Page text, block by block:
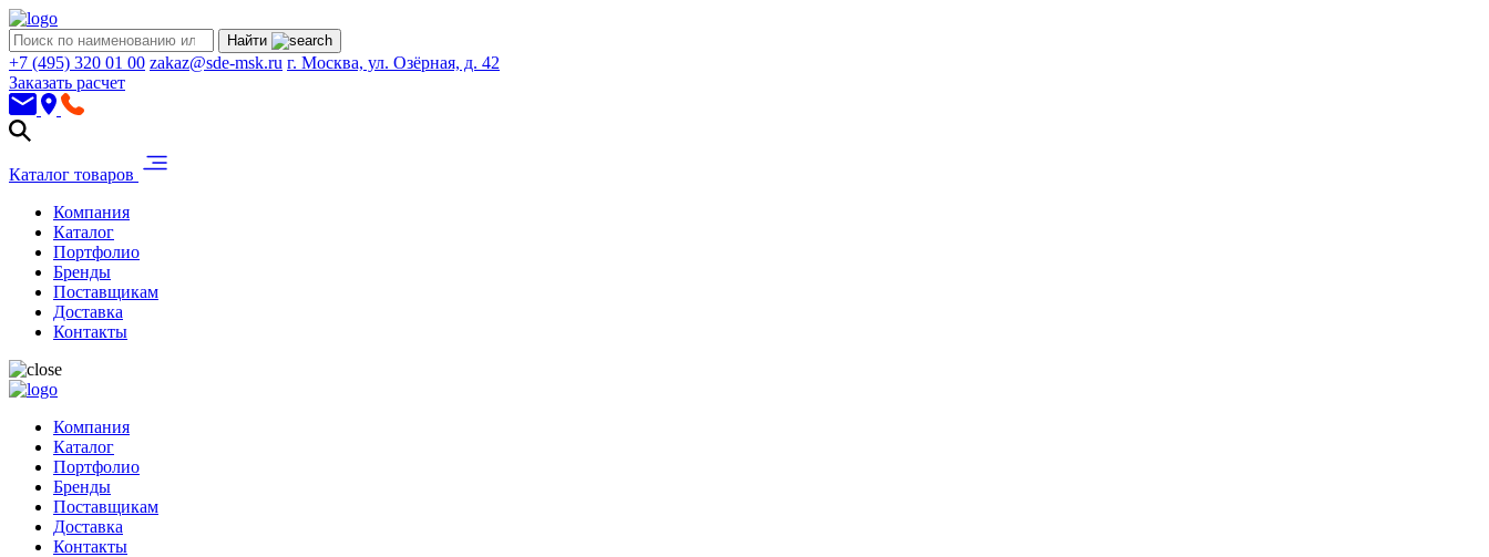
Найти
+7 (495) 320 01 00 zakaz@sde-msk.ru г. Москва, ул. Озёрная, д. 42
Заказать расчет
Каталог товаров
Компания
Каталог
Портфолио
Бренды
Поставщикам
Доставка
Контакты
Компания
Каталог
Портфолио
Бренды
Поставщикам
Доставка
Контакты